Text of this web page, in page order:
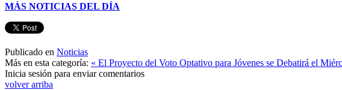
MÁS NOTICIAS DEL DÍA
Publicado en Noticias
Más en esta categoría: « El Proyecto del Voto Optativo para Jóvenes se Debatirá el
Inicia sesión para enviar comentarios
volver arriba